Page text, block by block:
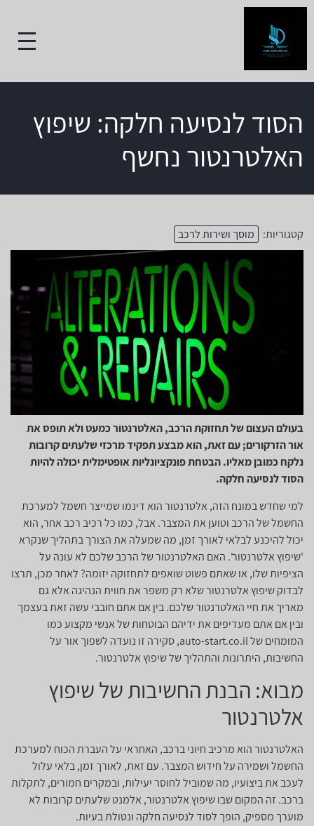
הסוד לנסיעה חלקה: שיפוץ
האלטרנטור נחשף
קטגוריות: מוסך ושירות לרכב
בעולם העצום של תחזוקת הרכב, האלטרנטור כמעט ולא תופס את
אור הזרקורים; עם זאת, הוא מבצע תפקיד מרכזי שלעתים קרובות
נלקח כמובן מאליו. הבטחת פונקציונליות אופטימלית יכולה להיות
הסוד לנסיעה חלקה.
למי שחדש במונח הזה, אלטרנטור הוא דינמו שמייצר חשמל למערכת
החשמל של הרכב וטוען את המצבר. אבל, כמו כל רכיב רכב אחר, הוא
יכול להיכנע לבלאי לאורך זמן, מה שמעלה את הצורך בתהליך שנקרא
'שיפוץ אלטרנטור'. האם האלטרנטור של הרכב שלכם לא עונה על
הציפיות שלו, או שאתם פשוט שואפים לתחזוקה יזומה? לאחר מכן, תרצו
לבדוק שיפוץ אלטרנטור שלא רק משפר את חווית הנהיגה אלא גם
מאריך את חיי האלטרנטור שלכם. בין אם אתם חובבי עשה זאת בעצמך
ובין אם אתם מעדיפים את ידיהם הבוטחות של אנשי מקצוע כמו
המומחים של auto-start.co.il, סקירה זו נועדה לשפוך אור על
החשיבות, היתרונות והתהליך של שיפוץ אלטרנטור.
מבוא: הבנת החשיבות של שיפוץ
אלטרנטור
האלטרנטור הוא מרכיב חיוני ברכב, האחראי על העברת הכוח למערכת
החשמל ושמירה על חידוש המצבר. עם זאת, לאורך זמן, בלאי עלול
לעכב את ביצועיו, מה שמוביל לחוסר יעילות, ובמקרים חמורים, לתקלות
ברכב. זה המקום שבו שיפוץ אלטרנטור, אלמנט שלעתים קרובות לא
מוערך מספיק, הופך לסוד לנסיעה חלקה ונטולת בעיות.